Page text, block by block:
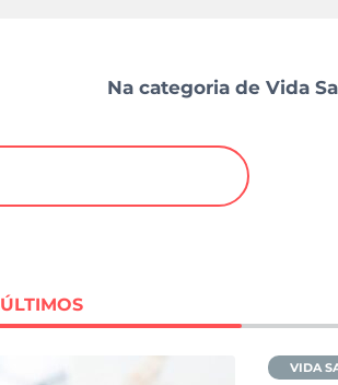
Na categoria de Vida
ÚLTIMOS
VIDA